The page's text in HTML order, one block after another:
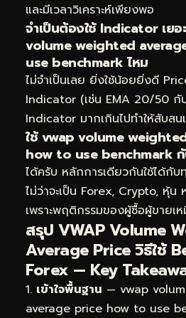
และมีเวลาวิเคราะห์เพียงพอ
จำเป็นต้องใช้ Indicator เย
volume weighted
use benchmark ไหม
ไม่จำเป็นเลย ยิ่งใช้น้อยยิ่งดี
Indicator (เช่น EMA 20/50 กั
Indicator มากเกินไปทำให้สับสน
ใช้ vwap volume
how to use benchmark
ได้ครับ หลักการเดียวกันใช้ได้กั
ไม่ว่าจะเป็น Forex, Crypto, หุ้
เพราะพฤติกรรมของผู้ซื้อผู้ขายเ
สรุป VWAP Volume
Average Price วิธีใช้
Forex — Key
เข้าใจพื้นฐาน — vwap
average price how to use